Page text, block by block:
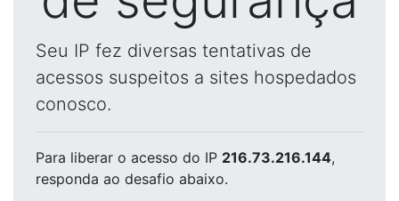
Seu IP fez diversas tentativas de
acessos suspeitos a sites hospedados
conosco.
Para liberar o acesso do IP 216.73.216.144,
responda ao desafio abaixo.